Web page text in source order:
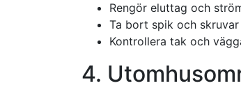
Rengör eluttag och
Ta bort spik och
Kontrollera tak och
4.